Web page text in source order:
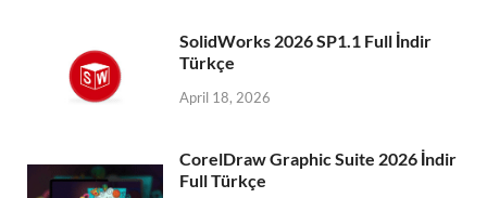
SolidWorks 2026 SP1.1 Full İndir
Türkçe
April 18, 2026
CorelDraw Graphic Suite 2026 İndir
Full Türkçe